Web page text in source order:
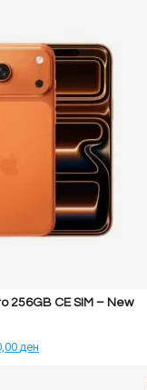
256GB CE SIM – New
ден